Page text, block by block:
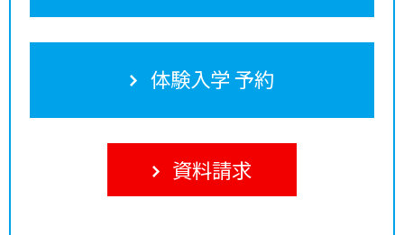
体験入学 予約
資料請求